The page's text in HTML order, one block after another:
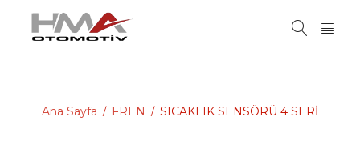
Ana Sayfa / FREN / SICAKLIK SENSÖRÜ 4 SERİ